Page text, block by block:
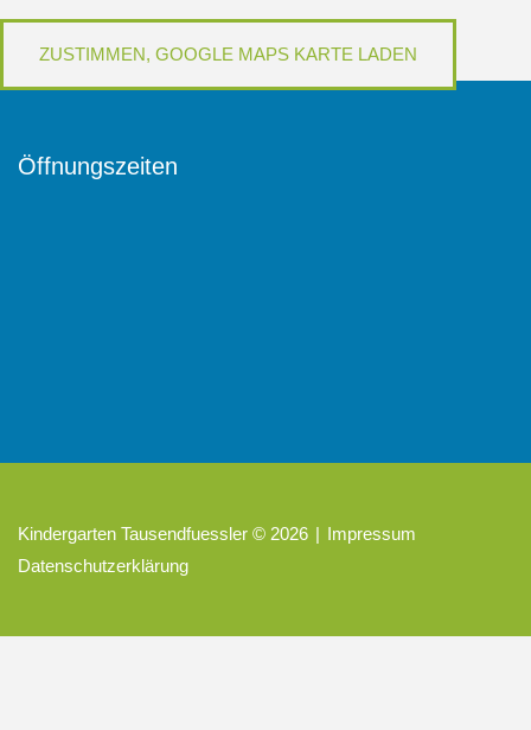
Öffnungszeiten
Kindergarten Tausendfuessler © 2026
Impressum
Datenschutzerklärung